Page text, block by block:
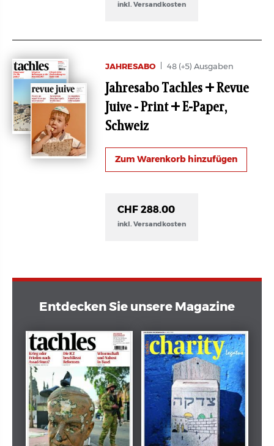
inkl. Versandkosten
JAHRESABO 48 (+5) Ausgaben
Jahresabo Tachles + Revue
Juive - Print + E-Paper,
Schweiz
CHF 288.00
inkl. Versandkosten
Entdecken Sie unsere Magazine